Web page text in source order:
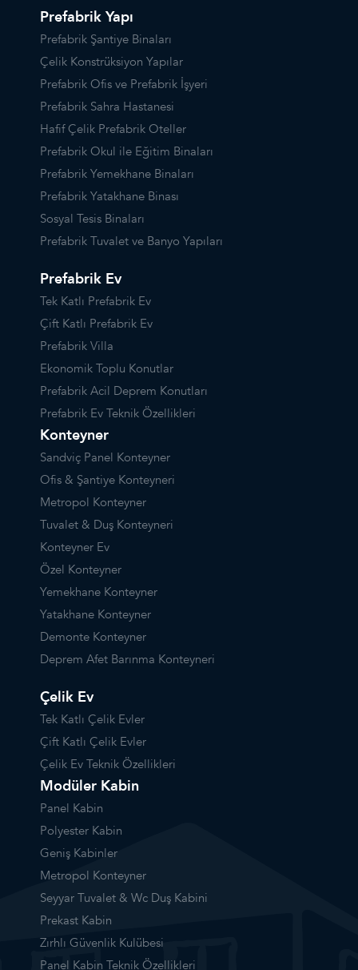
Prefabrik Yapı
Prefabrik Şantiye Binaları
Çelik Konstrüksiyon Yapılar
Prefabrik Ofis ve Prefabrik İşyeri
Prefabrik Sahra Hastanesi
Hafif Çelik Prefabrik Oteller
Prefabrik Okul ile Eğitim Binaları
Prefabrik Yemekhane Binaları
Prefabrik Yatakhane Binası
Sosyal Tesis Binaları
Prefabrik Tuvalet ve Banyo Yapıları
Prefabrik Ev
Tek Katlı Prefabrik Ev
Çift Katlı Prefabrik Ev
Prefabrik Villa
Ekonomik Toplu Konutlar
Prefabrik Acil Deprem Konutları
Prefabrik Ev Teknik Özellikleri
Konteyner
Sandviç Panel Konteyner
Ofis & Şantiye Konteyneri
Metropol Konteyner
Tuvalet & Duş Konteyneri
Konteyner Ev
Özel Konteyner
Yemekhane Konteyner
Yatakhane Konteyner
Demonte Konteyner
Deprem Afet Barınma Konteyneri
Çelik Ev
Tek Katlı Çelik Evler
Çift Katlı Çelik Evler
Çelik Ev Teknik Özellikleri
Modüler Kabin
Panel Kabin
Polyester Kabin
Geniş Kabinler
Metropol Konteyner
Seyyar Tuvalet & Wc Duş Kabini
Prekast Kabin
Zırhlı Güvenlik Kulübesi
Panel Kabin Teknik Özellikleri